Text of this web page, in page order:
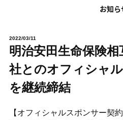
お知ら
2022/03/11
明治安田生命保険
社とのオフィシャ
を継続締結
【オフィシャルスポンサー契